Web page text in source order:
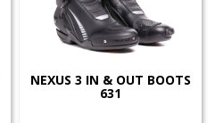
NEXUS 3 IN & OUT BOOTS
631